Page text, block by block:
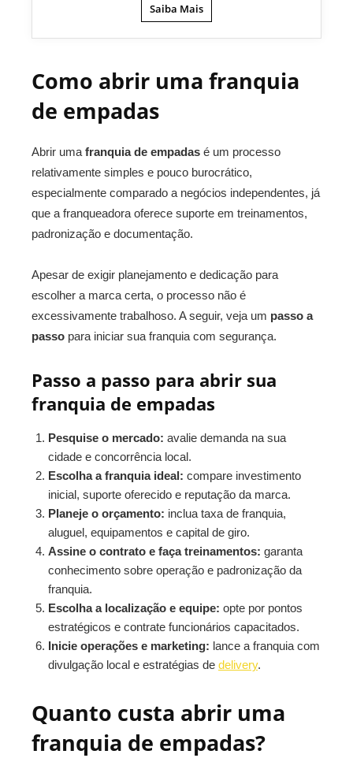
Saiba Mais
Como abrir uma franquia
de empadas
Abrir uma franquia de empadas é um processo
relativamente simples e pouco burocrático,
especialmente comparado a negócios independentes, já
que a franqueadora oferece suporte em treinamentos,
padronização e documentação.
Apesar de exigir planejamento e dedicação para
escolher a marca certa, o processo não é
excessivamente trabalhoso. A seguir, veja um passo a
passo para iniciar sua franquia com segurança.
Passo a passo para abrir sua
franquia de empadas
Pesquise o mercado: avalie demanda na sua
cidade e concorrência local.
Escolha a franquia ideal: compare investimento
inicial, suporte oferecido e reputação da marca.
Planeje o orçamento: inclua taxa de franquia,
aluguel, equipamentos e capital de giro.
Assine o contrato e faça treinamentos: garanta
conhecimento sobre operação e padronização da
franquia.
Escolha a localização e equipe: opte por pontos
estratégicos e contrate funcionários capacitados.
Inicie operações e marketing: lance a franquia com
divulgação local e estratégias de delivery.
Quanto custa abrir uma
franquia de empadas?